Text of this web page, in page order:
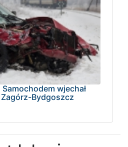
Samochodem wjechał
Bydgoszcz